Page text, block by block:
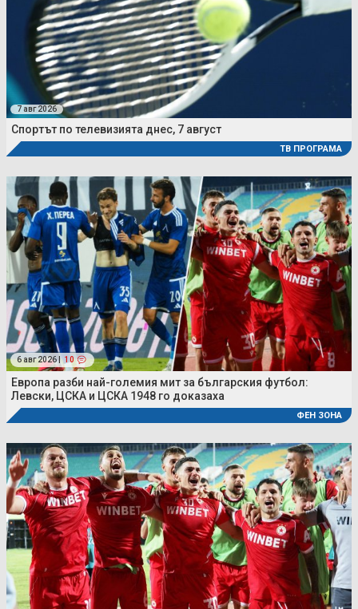
7 авг 2026
Спортът по телевизията днес, 7 август
ТВ ПРОГРАМА
6 авг 2026 | 10
Европа разби най-големия мит за българския футбол:
Левски, ЦСКА и ЦСКА 1948 го доказаха
ФЕН ЗОНА